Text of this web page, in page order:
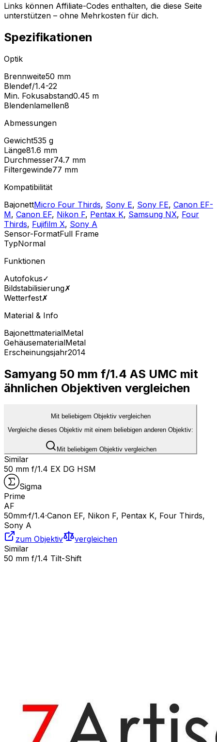
Links können Affiliate-Codes enthalten, die diese Seite
unterstützen – ohne Mehrkosten für dich.
Spezifikationen
Optik
Brennweite50 mm
Blendef/1.4-22
Min. Fokusabstand0.45 m
Blendenlamellen8
Abmessungen
Gewicht535 g
Länge81.6 mm
Durchmesser74.7 mm
Filtergewinde77 mm
Kompatibilität
BajonettMicro Four Thirds, Sony E, Sony FE, Canon EF-
M, Canon EF, Nikon F, Pentax K, Samsung NX, Four
Thirds, Fujifilm X, Sony A
Sensor-FormatFull Frame
TypNormal
Funktionen
Autofokus✓
Bildstabilisierung✗
Wetterfest✗
Material & Info
BajonettmaterialMetal
GehäusematerialMetal
Erscheinungsjahr2014
Samyang 50 mm f/1.4 AS UMC mit
ähnlichen Objektiven vergleichen
Mit beliebigem Objektiv vergleichen
Vergleiche dieses Objektiv mit einem beliebigen anderen Objektiv:
Mit beliebigem Objektiv vergleichen
Similar
50 mm f/1.4 EX DG HSM
Sigma
Prime
AF
50mm·f/1.4·Canon EF, Nikon F, Pentax K, Four Thirds,
Sony A
zum Objektiv
vergleichen
Similar
50 mm f/1.4 Tilt-Shift